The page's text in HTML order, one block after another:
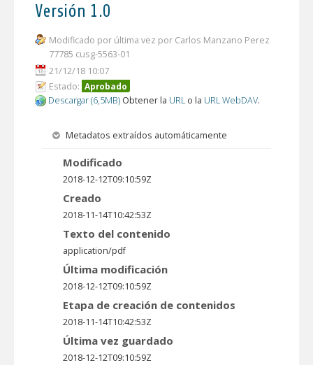
Versión 1.0
Modificado por última vez por Carlos Manzano Perez
77785 cusg-5563-01
21/12/18 10:07
Estado: Aprobado
Descargar (6,5MB) Obtener la URL o la URL WebDAV.
Metadatos extraídos automáticamente
Modificado
2018-12-12T09:10:59Z
Creado
2018-11-14T10:42:53Z
Texto del contenido
application/pdf
Última modificación
2018-12-12T09:10:59Z
Etapa de creación de contenidos
2018-11-14T10:42:53Z
Última vez guardado
2018-12-12T09:10:59Z